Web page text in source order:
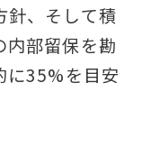
針、そして積
内部留保を勘
に35%を目安